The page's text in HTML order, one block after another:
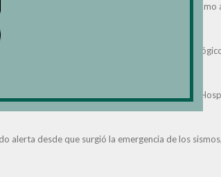
que no haya podido seguir su tratamiento
seguros de que recibe su tratamiento”.
se atienden comúnmente en el Hospital
787 664-7558 (Supervisión de Enfermería del
alerta desde que surgió la emergencia de los